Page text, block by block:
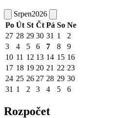
Srpen2026
Po Út St Čt Pá So Ne
27 28 29 30 31 1
2
3
4 5 6 7 8
9
10 11 12 13 14 15 16
17 18 19 20 21 22 23
24 25 26 27 28 29 30
31 1 2 3 4 5 6
Rozpočet